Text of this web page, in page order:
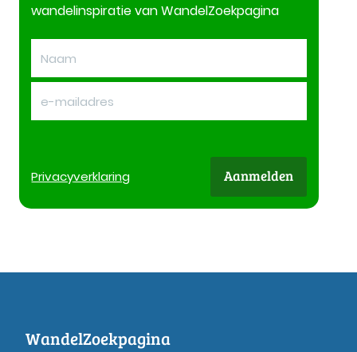
wandelinspiratie van WandelZoekpagina
Privacyverklaring Aanmelden
WandelZoekpagina